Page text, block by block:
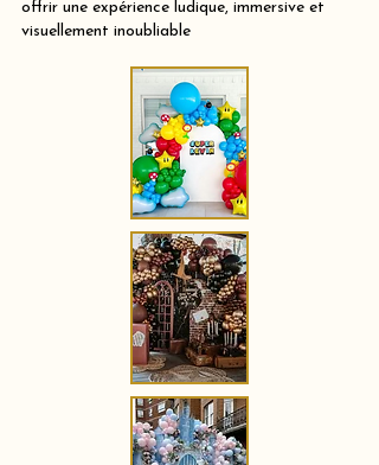
offrir une expérience ludique, immersive et
visuellement inoubliable